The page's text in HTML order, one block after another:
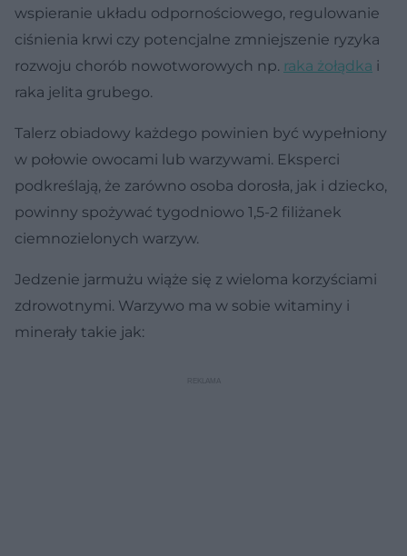
wspieranie układu odpornościowego, regulowanie
ciśnienia krwi czy potencjalne zmniejszenie ryzyka
rozwoju chorób nowotworowych np. raka żołądka i
raka jelita grubego.
Talerz obiadowy każdego powinien być wypełniony
w połowie owocami lub warzywami. Eksperci
podkreślają, że zarówno osoba dorosła, jak i dziecko,
powinny spożywać tygodniowo 1,5-2 filiżanek
ciemnozielonych warzyw.
Jedzenie jarmużu wiąże się z wieloma korzyściami
zdrowotnymi. Warzywo ma w sobie witaminy i
minerały takie jak: